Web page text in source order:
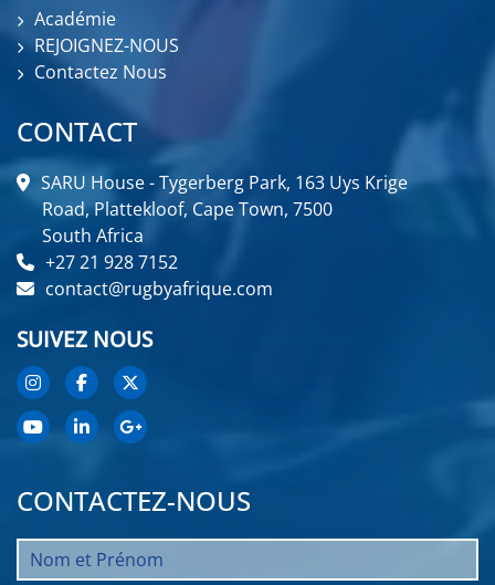
Académie
REJOIGNEZ-NOUS
Contactez Nous
CONTACT
SARU House - Tygerberg Park, 163 Uys Krige
Road, Plattekloof, Cape Town, 7500
South Africa
+27 21 928 7152
contact@rugbyafrique.com
SUIVEZ NOUS
CONTACTEZ-NOUS